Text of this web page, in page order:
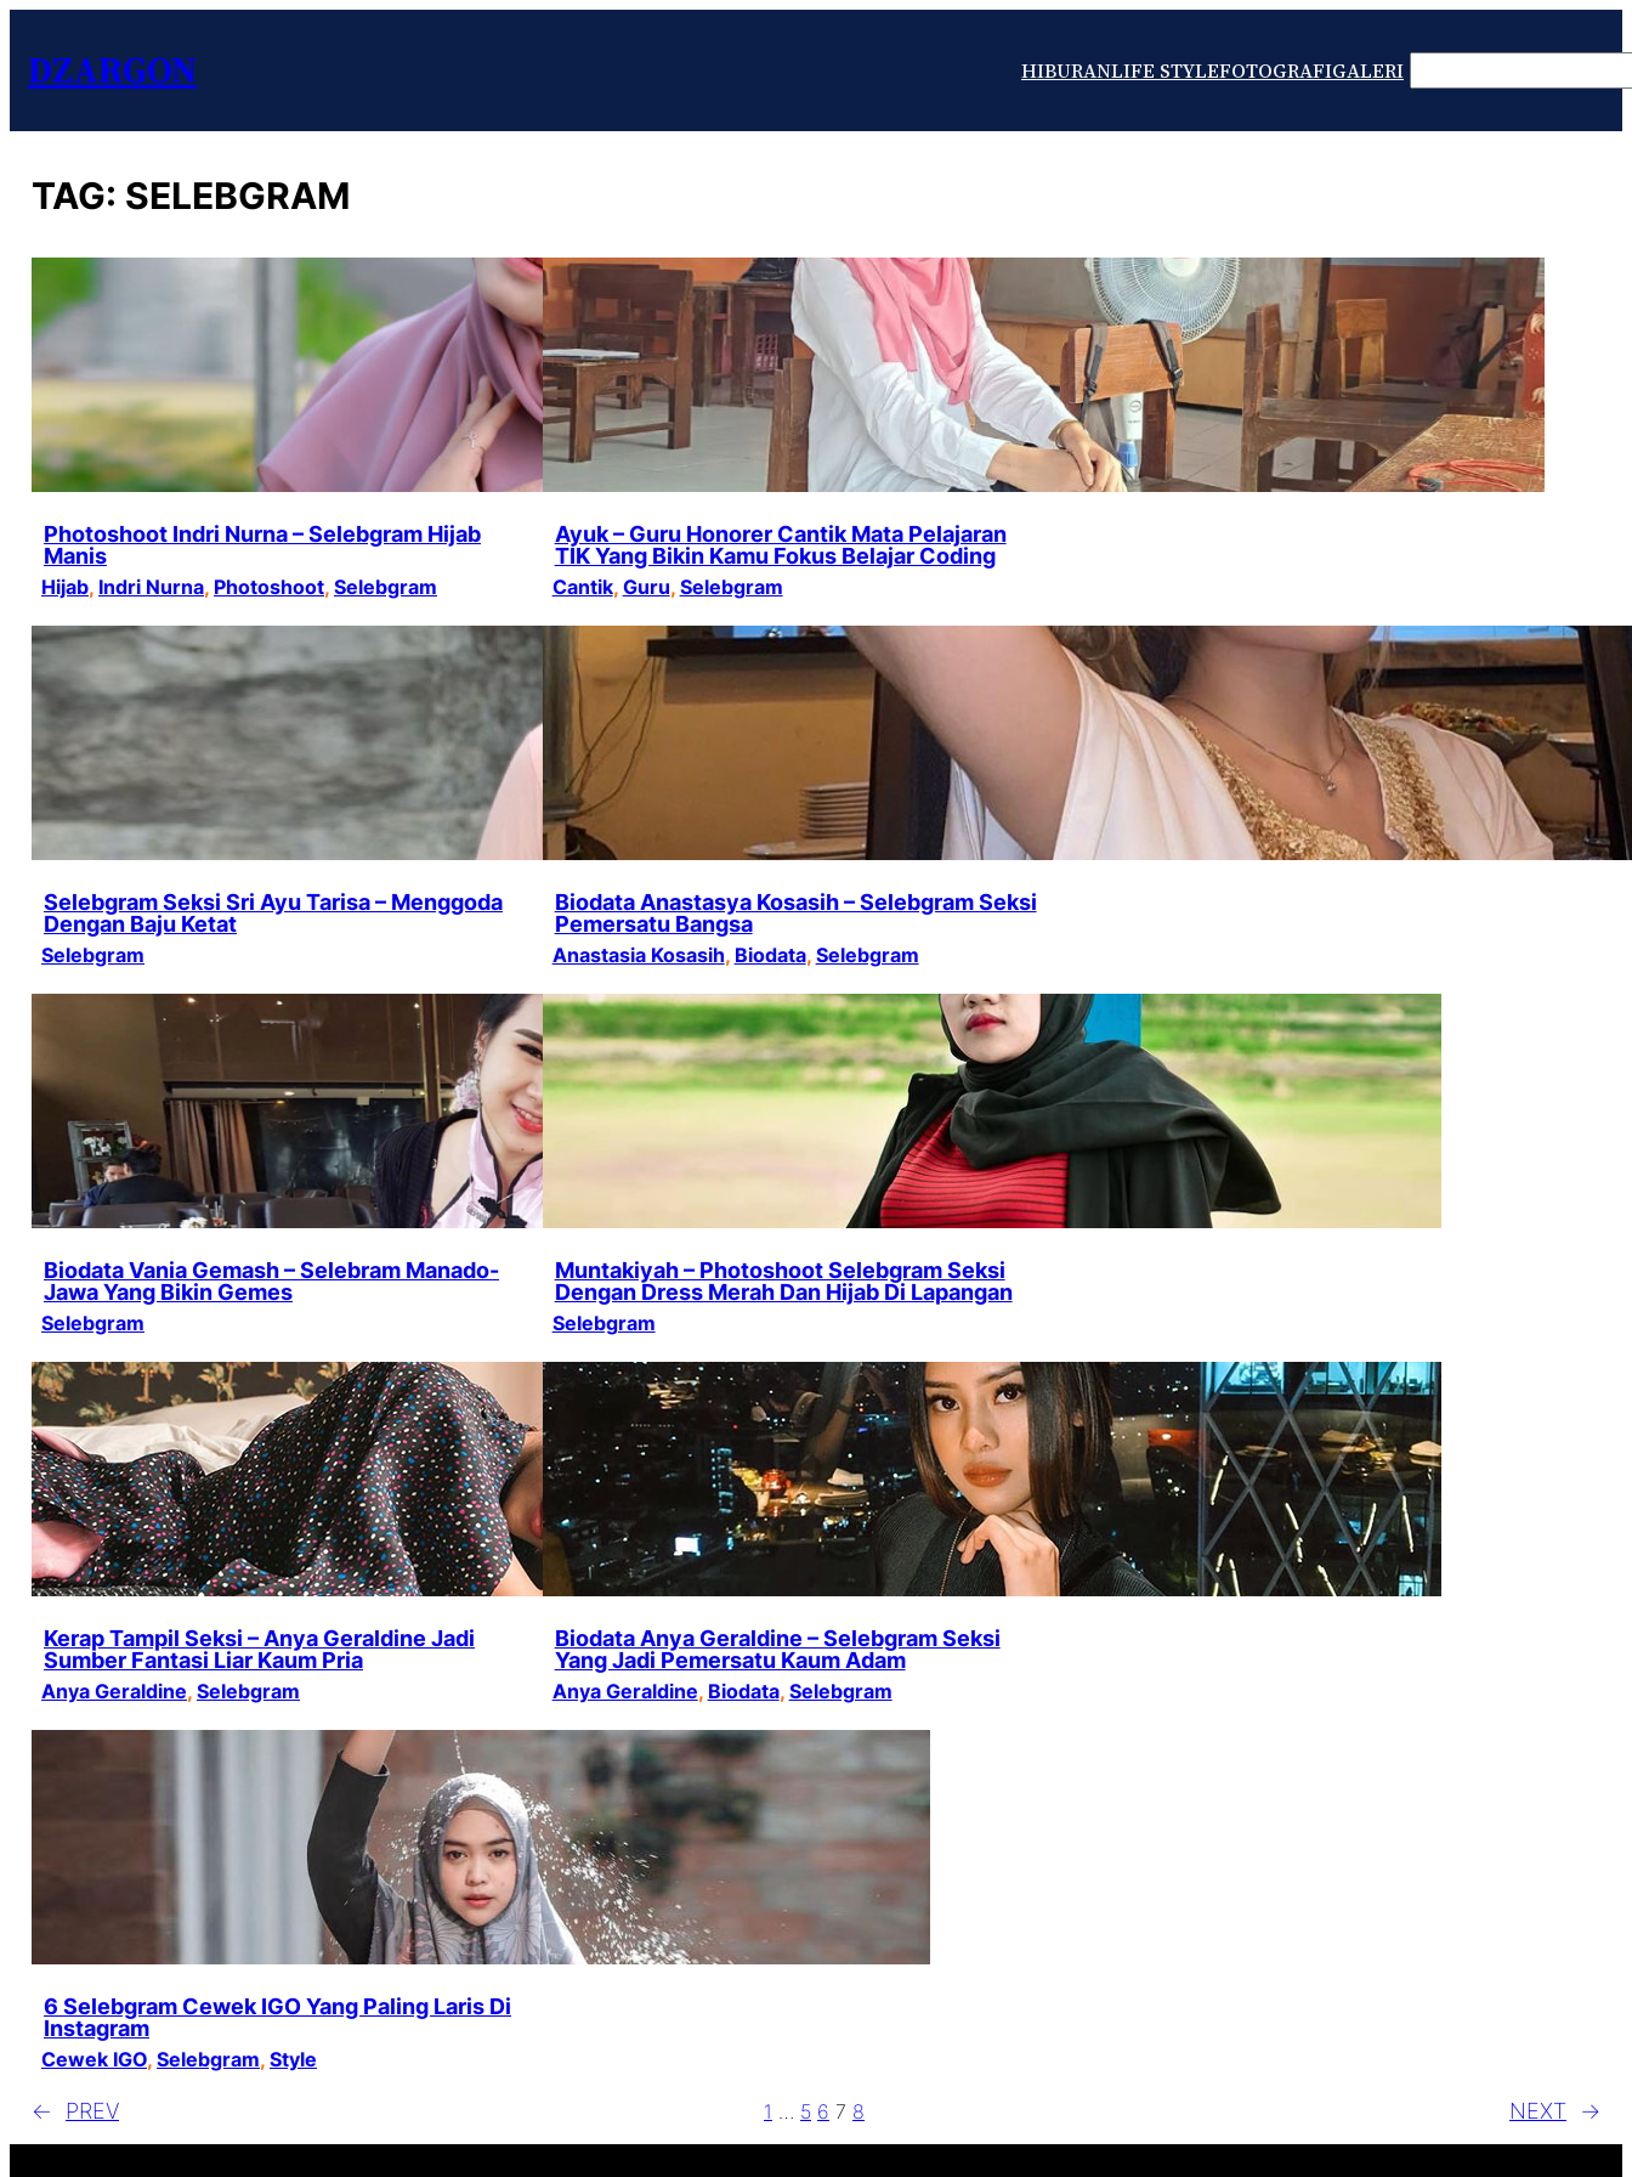
DZARGON HIBURANLIFE STYLEFOTOGRAFIGALERI SEARCH
TAG: SELEBGRAM
Photoshoot Indri Nurna – Selebgram Hijab
Manis
Hijab, Indri Nurna, Photoshoot, Selebgram
Ayuk – Guru Honorer Cantik Mata Pelajaran
TIK Yang Bikin Kamu Fokus Belajar Coding
Cantik, Guru, Selebgram
Selebgram Seksi Sri Ayu Tarisa – Menggoda
Dengan Baju Ketat
Selebgram
Biodata Anastasya Kosasih – Selebgram Seksi
Pemersatu Bangsa
Anastasia Kosasih, Biodata, Selebgram
Biodata Vania Gemash – Selebram Manado-
Jawa Yang Bikin Gemes
Selebgram
Muntakiyah – Photoshoot Selebgram Seksi
Dengan Dress Merah Dan Hijab Di Lapangan
Selebgram
Kerap Tampil Seksi – Anya Geraldine Jadi
Sumber Fantasi Liar Kaum Pria
Anya Geraldine, Selebgram
Biodata Anya Geraldine – Selebgram Seksi
Yang Jadi Pemersatu Kaum Adam
Anya Geraldine, Biodata, Selebgram
6 Selebgram Cewek IGO Yang Paling Laris Di
Instagram
Cewek IGO, Selebgram, Style
← PREV 1 … 5 6 7 8 NEXT →